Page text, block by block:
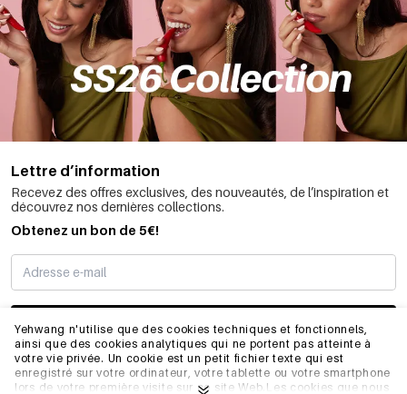
Yehwang n'utilise que des cookies techniques et fonctionnels,
ainsi que des cookies analytiques qui ne portent pas atteinte à
votre vie privée. Un cookie est un petit fichier texte qui est
enregistré sur votre ordinateur, votre tablette ou votre smartphone
lors de votre première visite sur ce site Web.Les cookies que nous
Lettre d’information
Recevez des offres exclusives, des nouveautés, de l’inspiration et
découvrez nos dernières collections.
Obtenez un bon de 5€!
JE M’INSCRIS
INFORMATIONS